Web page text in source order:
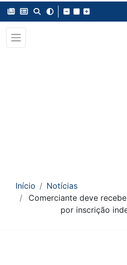
Início
Notícias
Comerciante deve
por inscrição